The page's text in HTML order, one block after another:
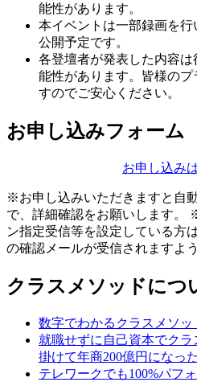
能性があります。
本イベントは一部録画を
公開予定です。
各登壇者が発表した内容
能性があります。皆様の
すのでご安心ください。
お申し込みフォーム
お申し込み
※お申し込みいただきますと自
で、詳細確認をお願いします。
ン指定受信等を設定している方
の確認メールが受信されますよ
クラスメソッドにつ
数字でわかるクラスメソッ
就職せずに自己資本でク
掛けて年商200億円になっ
テレワークでも100%パフ